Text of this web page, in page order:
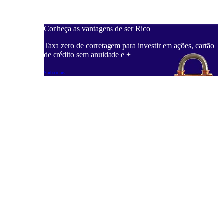
Conheça as vantagens de ser Rico
Taxa zero de corretagem para investir em ações, cartão
de crédito sem anuidade e +
Saiba mais